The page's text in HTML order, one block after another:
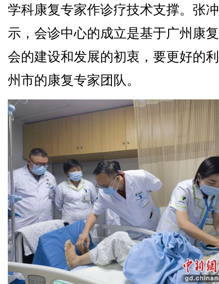
学科康复专家作诊疗技术支撑。张
示，会诊中心的成立是基于广州康
会的建设和发展的初衷，要更好的
州市的康复专家团队。